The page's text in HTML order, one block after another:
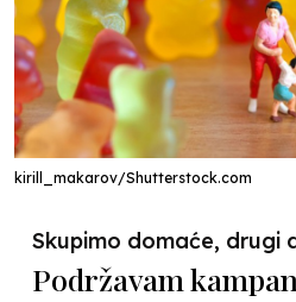
kirill_makarov/Shutterstock.com
Skupimo domaće, drugi
Podržavam